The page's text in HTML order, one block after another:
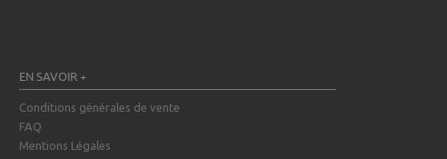
EN SAVOIR +
Conditions générales de vente
FAQ
Mentions Légales